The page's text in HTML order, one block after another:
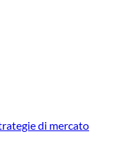
di mercato